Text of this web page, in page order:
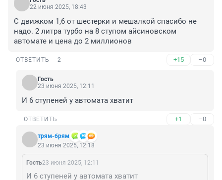
22 июня 2025, 18:43
С движком 1,6 от шестерки и мешалкой спасибо не
надо. 2 литра турбо на 8 ступом айсиновском
автомате и цена до 2 миллионов
ОТВЕТИТЬ 2 +15 –0
Гость
23 июня 2025, 12:11
И 6 ступеней у автомата хватит
ОТВЕТИТЬ +1 –0
трям-брям
23 июня 2025, 12:18
Гость23 июня 2025, 12:11
И 6 ступеней у автомата хватит